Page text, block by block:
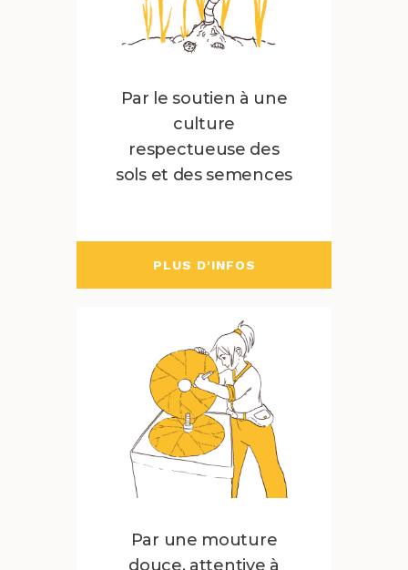
Par le soutien à une
culture
respectueuse des
sols et des semences
PLUS D'INFOS
Par une mouture
douce, attentive à